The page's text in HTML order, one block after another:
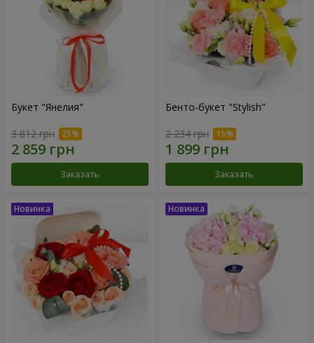
Букет "Янелия"
3 812 грн
Заказать
Бенто-букет "Stylish"
2 234 грн
Заказать